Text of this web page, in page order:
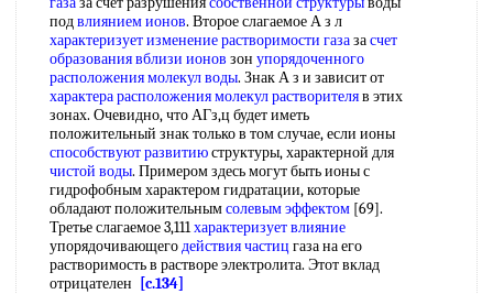
подвлиянием ионов. Второе слагаемое А з л
характеризует изменениерастворимости газазасчет
образованиявблизи ионов зон упорядоченного
расположениямолекул воды. Знак А з и зависит от
характера расположениямолекул растворителяв этих
зонах. Очевидно, что АГз,ц будет иметь
положительный знак только в том случае, если ионы
способствуют развитиюструктуры, характерной для
чистой воды. Примером здесь могут быть ионы с
гидрофобным характером гидратации, которые
обладают положительнымсолевым эффектом [69].
Третье слагаемое 3,111характеризует влияние
упорядочивающегодействия частиц газа на его
растворимость в растворе электролита. Этот вклад
отрицателен
[c.134]